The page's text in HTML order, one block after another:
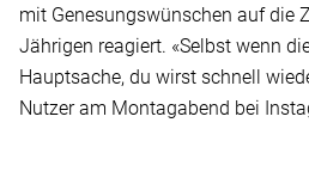
mit Genesungswünschen auf die
Jährigen reagiert. «Selbst wenn
Hauptsache, du wirst schnell
Nutzer am Montagabend bei